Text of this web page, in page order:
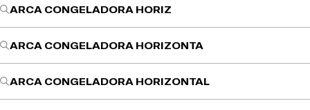
ARCA CONGELADORA HORIZ
ARCA CONGELADORA HORIZONTA
ARCA CONGELADORA HORIZONTAL